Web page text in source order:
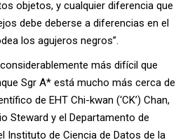
objetos, y cualquier diferencia que
debe deberse a diferencias en el
los agujeros negros”.
más difícil que
Sgr A* está mucho más cerca de
de EHT Chi-kwan (‘CK’) Chan,
Steward y el Departamento de
Instituto de Ciencia de Datos de la